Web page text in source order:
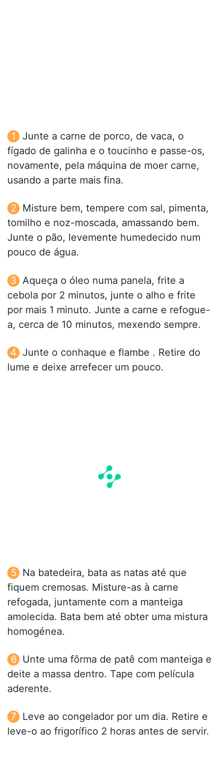
Junte a carne de porco, de vaca, o
fígado de galinha e o toucinho e passe-os,
novamente, pela máquina de moer carne,
usando a parte mais fina.
Misture bem, tempere com sal, pimenta,
tomilho e noz-moscada, amassando bem.
Junte o pão, levemente humedecido num
pouco de água.
Aqueça o óleo numa panela, frite a
cebola por 2 minutos, junte o alho e frite
por mais 1 minuto. Junte a carne e refogue-
a, cerca de 10 minutos, mexendo sempre.
Junte o conhaque e flambe . Retire do
lume e deixe arrefecer um pouco.
Na batedeira, bata as natas até que
fiquem cremosas. Misture-as à carne
refogada, juntamente com a manteiga
amolecida. Bata bem até obter uma mistura
homogénea.
Unte uma fôrma de patê com manteiga e
deite a massa dentro. Tape com película
aderente.
Leve ao congelador por um dia. Retire e
leve-o ao frigorífico 2 horas antes de servir.